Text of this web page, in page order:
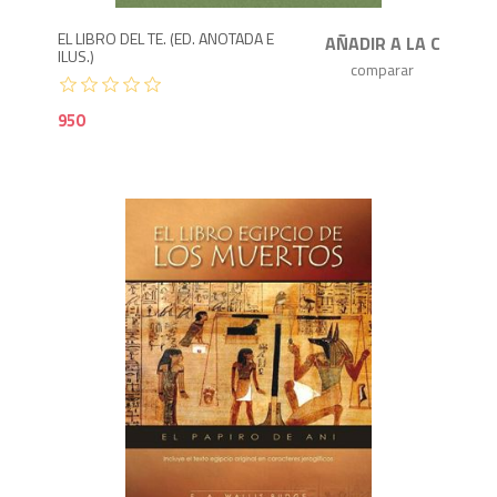
EL LIBRO DEL TE. (ED. ANOTADA E
ILUS.)
950